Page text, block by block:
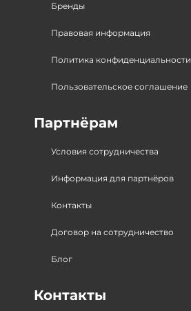
Бренды
Правовая информация
Политика конфиденциальности
Пользовательское соглашение
Партнёрам
Условия сотрудничества
Информация для партнёров
Контакты
Договор на сотрудничество
Блог
Контакты